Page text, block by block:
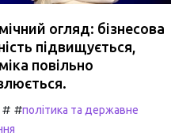
огляд: бізнесова
підвищується,
повільно
# #політика та державне